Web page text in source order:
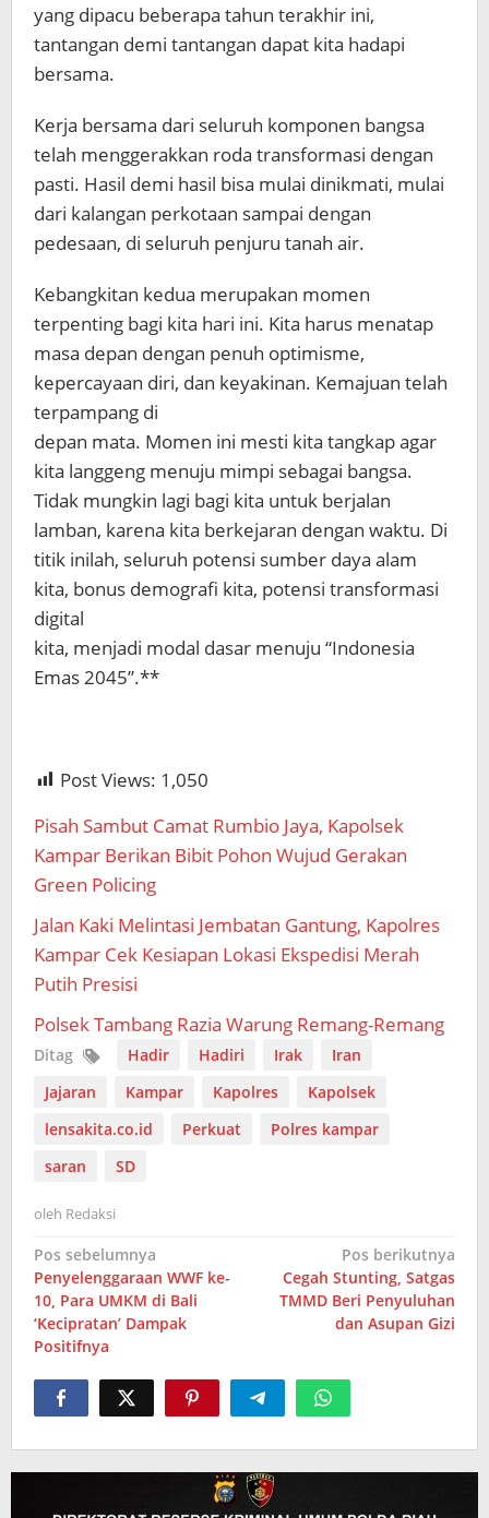
yang dipacu beberapa tahun terakhir ini,
tantangan demi tantangan dapat kita hadapi
bersama.
Kerja bersama dari seluruh komponen bangsa
telah menggerakkan roda transformasi dengan
pasti. Hasil demi hasil bisa mulai dinikmati, mulai
dari kalangan perkotaan sampai dengan
pedesaan, di seluruh penjuru tanah air.
Kebangkitan kedua merupakan momen
terpenting bagi kita hari ini. Kita harus menatap
masa depan dengan penuh optimisme,
kepercayaan diri, dan keyakinan. Kemajuan telah
terpampang di
depan mata. Momen ini mesti kita tangkap agar
kita langgeng menuju mimpi sebagai bangsa.
Tidak mungkin lagi bagi kita untuk berjalan
lamban, karena kita berkejaran dengan waktu. Di
titik inilah, seluruh potensi sumber daya alam
kita, bonus demografi kita, potensi transformasi
digital
kita, menjadi modal dasar menuju “Indonesia
Emas 2045”.**
Post Views: 1,050
Pisah Sambut Camat Rumbio Jaya, Kapolsek
Kampar Berikan Bibit Pohon Wujud Gerakan
Green Policing
Jalan Kaki Melintasi Jembatan Gantung, Kapolres
Kampar Cek Kesiapan Lokasi Ekspedisi Merah
Putih Presisi
Polsek Tambang Razia Warung Remang-Remang
Ditag Hadir Hadiri Irak
Iran
Jajaran
Kampar Kapolres
Kapolsek
lensakita.co.id
Perkuat
Polres kampar
saran
SD
oleh Redaksi
Navigasi
pos
Pos sebelumnya
Penyelenggaraan WWF ke-
10, Para UMKM di Bali
‘Kecipratan’ Dampak
Positifnya
Pos berikutnya
Cegah Stunting, Satgas
TMMD Beri Penyuluhan
dan Asupan Gizi